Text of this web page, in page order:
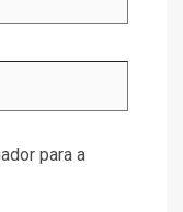
para a